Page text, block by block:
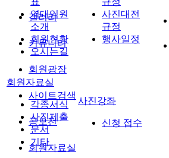
갤러리
커뮤니티
회원광장
사이트검색
공모전
회원자료실
역대임원
소개
회원현황
오시는길
사진대전
규정
행사일정
회원자료실
각종서식
사진제출
문서
기타
사진강좌
신청 접수